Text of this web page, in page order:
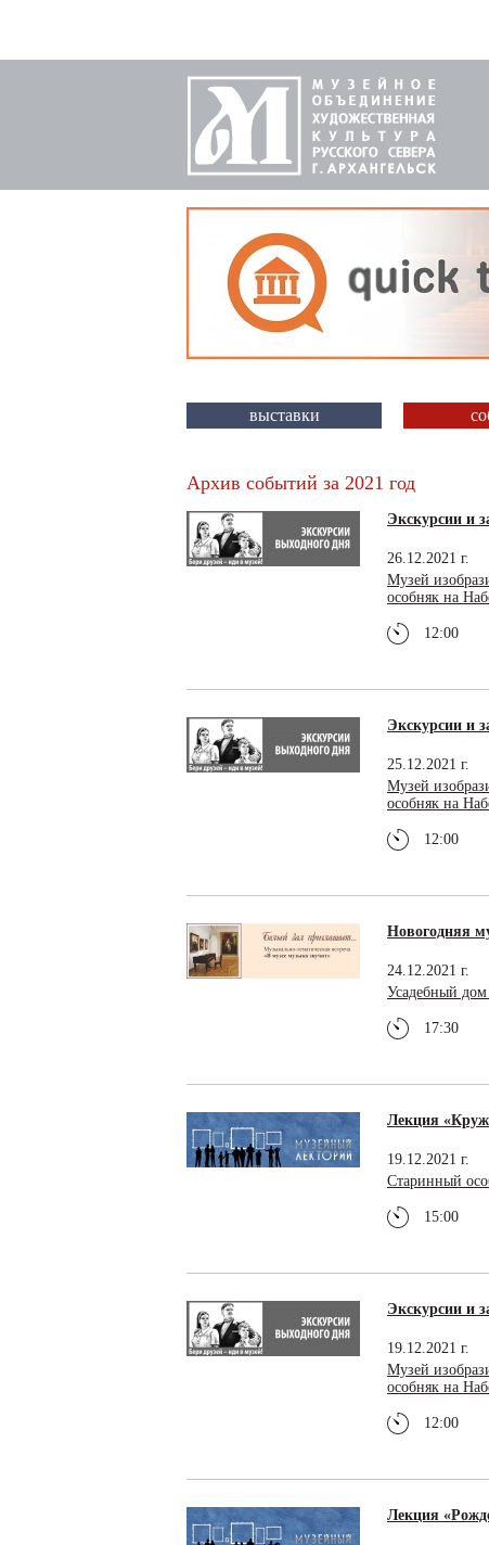
выставки
Архив событий за 2021 год
Экскурсии и
26.12.2021 г.
Музей
особняк на
12:00
Экскурсии и
25.12.2021 г.
Музей
особняк на
12:00
Новогодняя
24.12.2021 г.
Усадебный
17:30
Лекция
19.12.2021 г.
Старинный
15:00
Экскурсии и
19.12.2021 г.
Музей
особняк на
12:00
Лекция